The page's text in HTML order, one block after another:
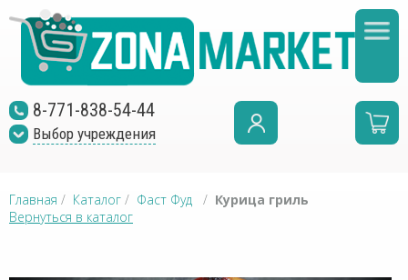
8-771-838-54-44
Выбор учреждения
Главная / Каталог / Фаст Фуд / Курица гриль
Вернуться в каталог